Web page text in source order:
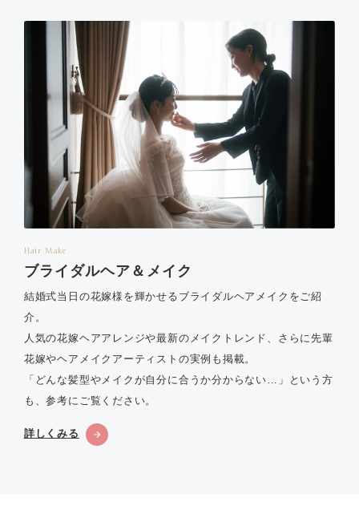
Hair Make
ブライダルヘア＆メイク
結婚式当日の花嫁様を輝かせるブライダルヘアメイクをご紹
介。
人気の花嫁ヘアアレンジや最新のメイクトレンド、さらに先輩
花嫁やヘアメイクアーティストの実例も掲載。
「どんな髪型やメイクが自分に合うか分からない…」という方
も、参考にご覧ください。
詳しくみる